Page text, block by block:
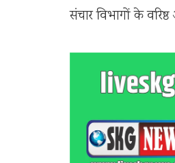
संचार विभागों के